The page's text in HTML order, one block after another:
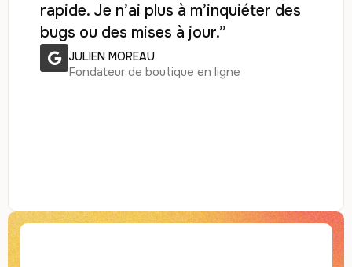
rapide. Je n’ai plus à m’inquiéter des
bugs ou des mises à jour.”
JULIEN MOREAU
Fondateur de boutique en ligne